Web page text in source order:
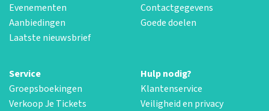
Evenementen
Aanbiedingen
Laatste nieuwsbrief
Contactgegevens
Goede doelen
Service
Groepsboekingen
Verkoop Je Tickets
Hulp nodig?
Klantenservice
Veiligheid en privacy